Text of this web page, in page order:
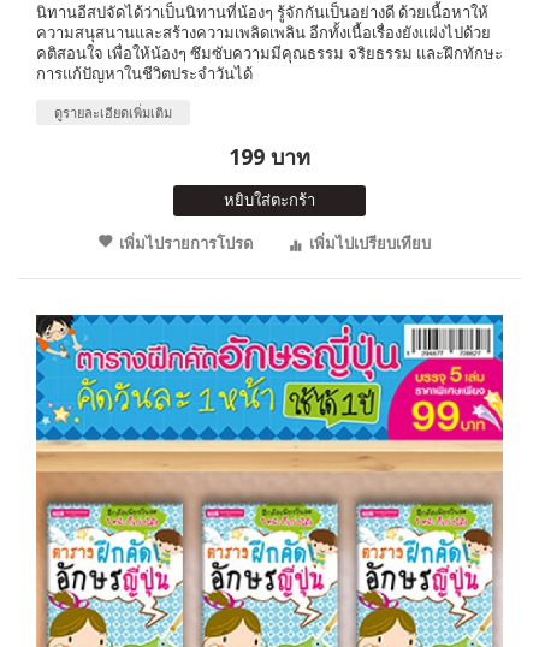
นิทานอีสปจัดได้ว่าเป็นนิทานที่น้องๆ รู้จักกันเป็นอย่างดี ด้วยเนื้อหาให้
ความสนุสนานและสร้างความเพลิดเพลิน อีกทั้งเนื้อเรื่องยังแฝงไปด้วย
คติสอนใจ เพื่อให้น้องๆ ซึมซับความมีคุณธรรม จริยธรรม และฝึกทักษะ
การแก้ปัญหาในชีวิตประจำวันได้
ดูรายละเอียดเพิ่มเติม
199 บาท
หยิบใส่ตะกร้า
เพิ่มไปรายการโปรด
เพิ่มไปเปรียบเทียบ